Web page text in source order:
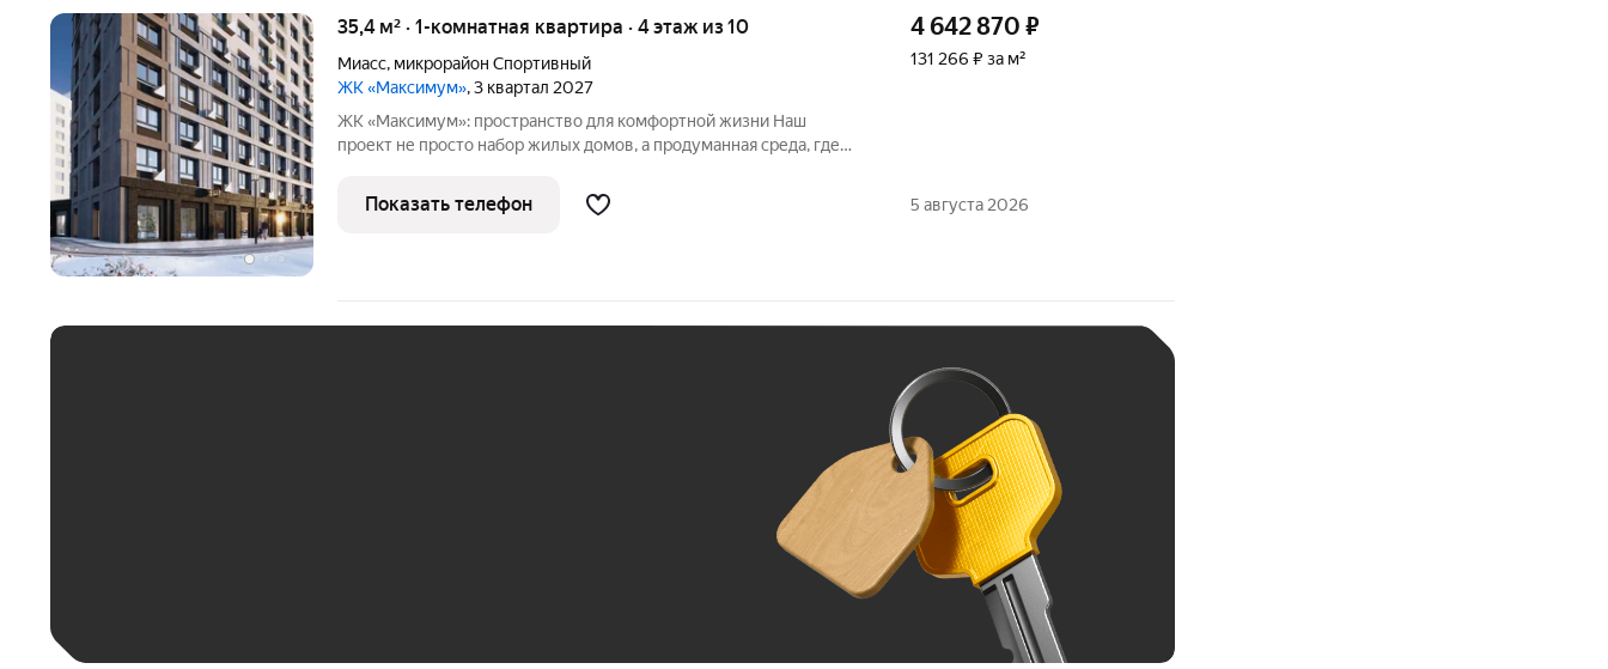
35,4 м² · 1-комнатная квартира · 4 этаж из 10
Миасс, микрорайон Спортивный
ЖК «Максимум», 3 квартал 2027
ЖК «Максимум»: пространство для комфортной жизни Наш
проект не просто набор жилых домов, а продуманная среда, где
познакомиться с жилым комплексом «Максимум». Чем
выделяется комплекс: -
4 642 870 ₽
131 266 ₽ за м²
Показать телефон 5 августа 2026